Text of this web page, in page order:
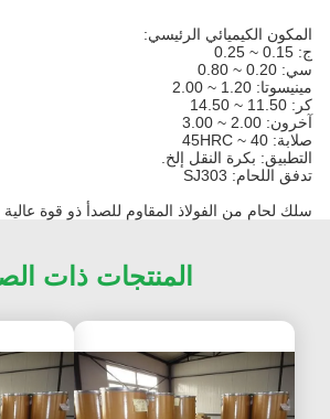
المكون الكيميائي الرئيسي:
ج: 0.15 ~ 0.25
سي: 0.20 ~ 0.80
مينيسوتا: 1.20 ~ 2.00
كر: 11.50 ~ 14.50
آخرون: 2.00 ~ 3.00
صلابة: 40 ~ 45HRC
التطبيق: بكرة النقل إلخ.
تدفق اللحام: SJ303
سلك لحام من الفولاذ المقاوم للصدأ ذو قوة عالية
المنتجات ذات